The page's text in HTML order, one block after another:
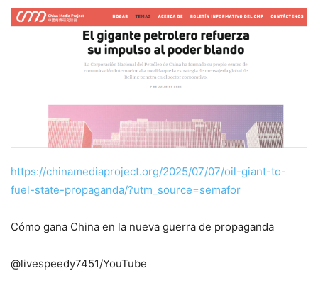
https://chinamediaproject.org/2025/07/07/oil-giant-to-
fuel-state-propaganda/?utm_source=semafor
Cómo gana China en la nueva guerra de propaganda
@livespeedy7451/YouTube